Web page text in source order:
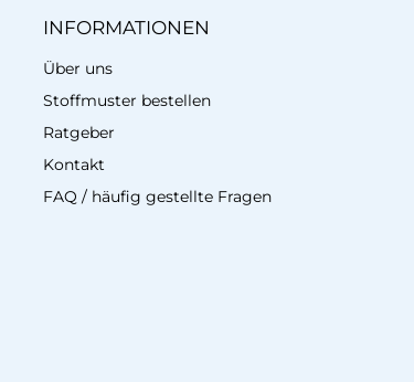
INFORMATIONEN
Über uns
Stoffmuster bestellen
Ratgeber
Kontakt
FAQ / häufig gestellte Fragen